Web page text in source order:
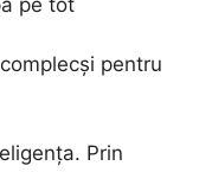
pentru
Prin